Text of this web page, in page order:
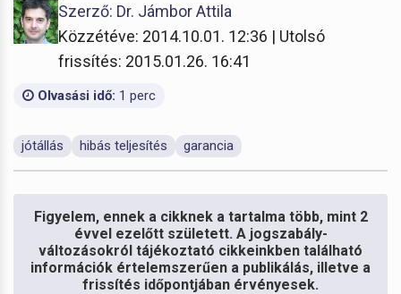
Szerző: Dr. Jámbor Attila
Közzétéve: 2014.10.01. 12:36 | Utolsó
frissítés: 2015.01.26. 16:41
Olvasási idő: 1 perc
jótállás hibás teljesítés garancia
Figyelem, ennek a cikknek a tartalma több, mint 2
évvel ezelőtt született. A jogszabály-
változásokról tájékoztató cikkeinkben található
információk értelemszerűen a publikálás, illetve a
frissítés időpontjában érvényesek.